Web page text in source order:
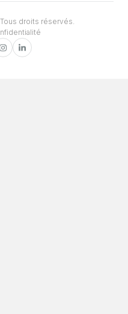
droits réservés.